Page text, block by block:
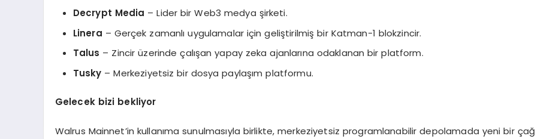
Decrypt Media – Lider bir Web3 medya şirketi.
Linera – Gerçek zamanlı uygulamalar için geliştirilmiş bir Katman-1 blokzincir.
Talus – Zincir üzerinde çalışan yapay zeka ajanlarına odaklanan bir platform.
Tusky – Merkeziyetsiz bir dosya paylaşım platformu.
Gelecek bizi bekliyor
Walrus Mainnet’in kullanıma sunulmasıyla birlikte, merkeziyetsiz programlanabilir depolamada yeni bir çağ